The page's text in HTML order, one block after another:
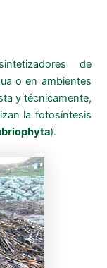
de
o en ambientes
y técnicamente,
la fotosíntesis
).